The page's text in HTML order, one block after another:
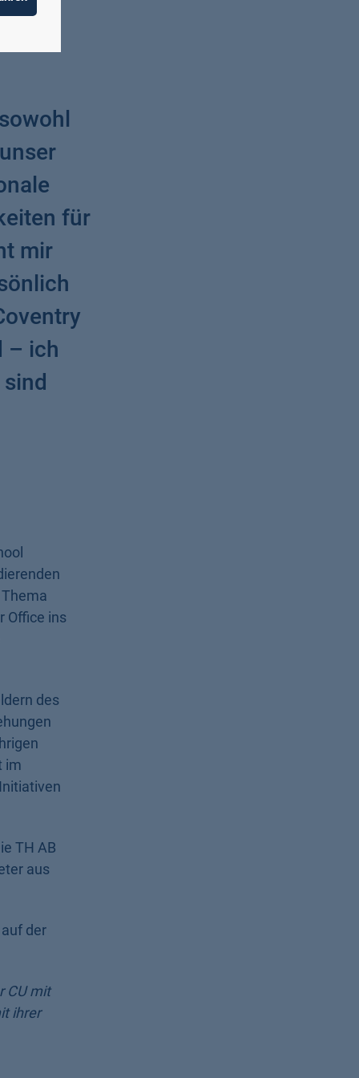
für
mir
– ich
Office ins
des
im
TH AB
aus
der
CU mit
ihrer